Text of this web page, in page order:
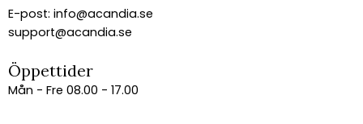
E-post: info@acandia.se
support@acandia.se
Öppettider
Mån - Fre 08.00 - 17.00